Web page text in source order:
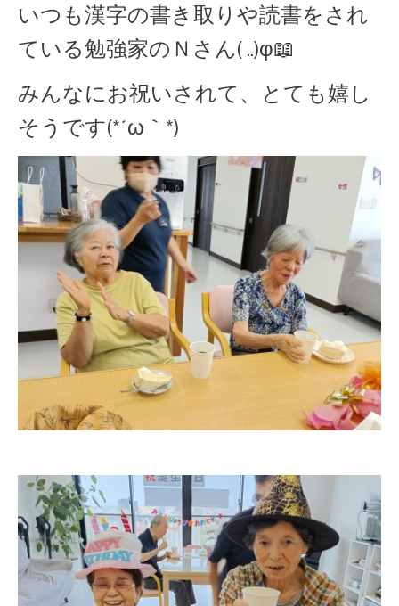
いつも漢字の書き取りや読書をされ
ている勉強家のＮさん( ..)φ📖
みんなにお祝いされて、とても嬉し
そうです(*´ω｀*)